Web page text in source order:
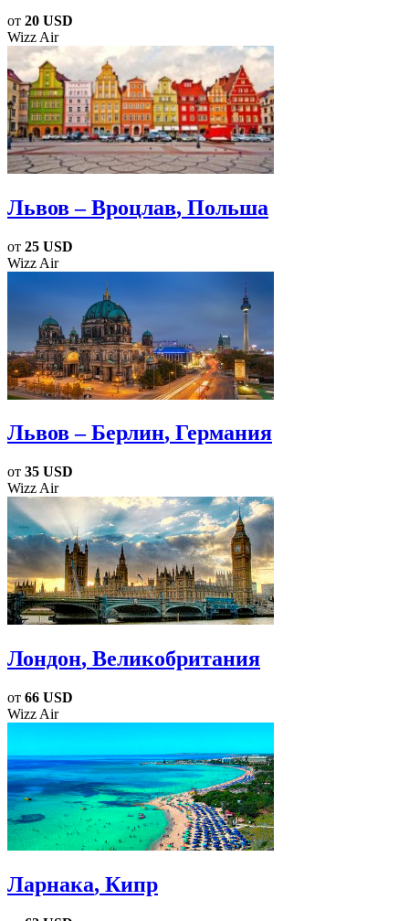
от 20 USD
Wizz Air
Львов – Вроцлав, Польша
от 25 USD
Wizz Air
Львов – Берлин, Германия
от 35 USD
Wizz Air
Лондон, Великобритания
от 66 USD
Wizz Air
Ларнака, Кипр